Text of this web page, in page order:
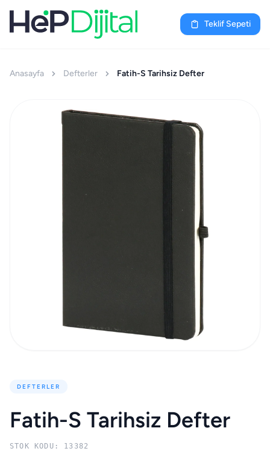
Teklif Sepeti
Anasayfa Defterler Fatih-S Tarihsiz Defter
DEFTERLER
Fatih-S Tarihsiz Defter
STOK KODU: 13382